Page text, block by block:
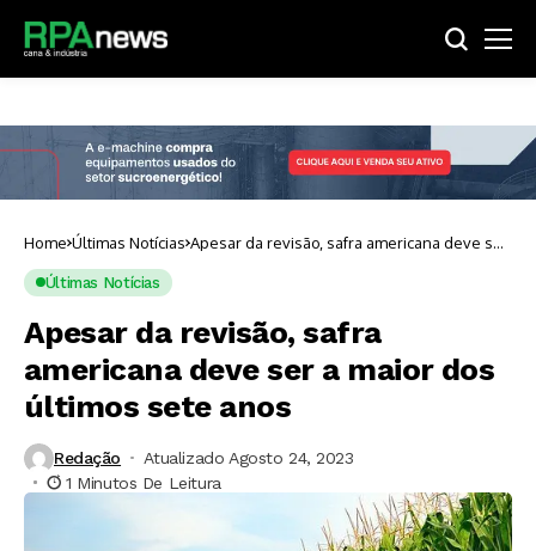
Home Últimas Notícias Apesar da revisão, safra americana deve ser
a maior dos últimos sete anos
Últimas Notícias
Apesar da revisão, safra
americana deve ser a maior dos
últimos sete anos
Redação
Atualizado Agosto 24, 2023
1 Minutos De Leitura